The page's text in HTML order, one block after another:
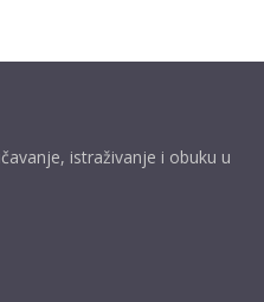
istraživanje i obuku u